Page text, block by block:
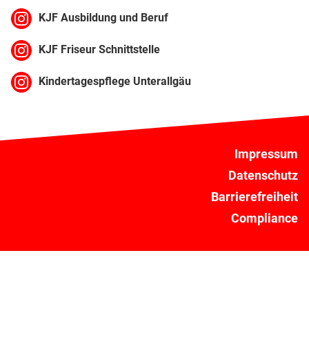
KJF Ausbildung und Beruf
KJF Friseur Schnittstelle
Kindertagespflege Unterallgäu
Impressum
Datenschutz
Barrierefreiheit
Compliance